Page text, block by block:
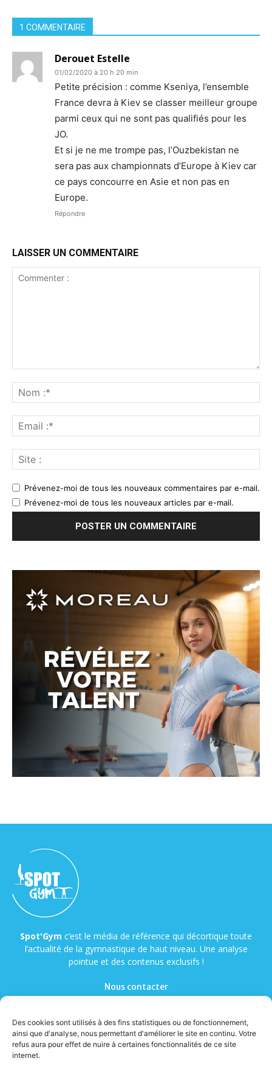
Des cookies sont utilisés à des fins statistiques ou de fonctionnement,
ainsi que d'analyse, nous permettant d'améliorer le site en continu. Votre
refus aura pour effet de nuire à certaines fonctionnalités de ce site
internet.
1 COMMENTAIRE
Derouet Estelle
01/02/2020 à 20 h 20 min
Petite précision : comme Kseniya, l’ensemble
France devra à Kiev se classer meilleur groupe
parmi ceux qui ne sont pas qualifiés pour les
JO.
Et si je ne me trompe pas, l’Ouzbekistan ne
sera pas aux championnats d’Europe à Kiev car
ce pays concourre en Asie et non pas en
Europe.
Répondre
LAISSER UN COMMENTAIRE
Prévenez-moi de tous les nouveaux commentaires par e-mail.
Prévenez-moi de tous les nouveaux articles par e-mail.
Spot'Gym c’est le média de référence qui décortique toute
l’actualité de la gymnastique de haut niveau. Une analyse
pointue et des contenus exclusifs !
Nous contacter